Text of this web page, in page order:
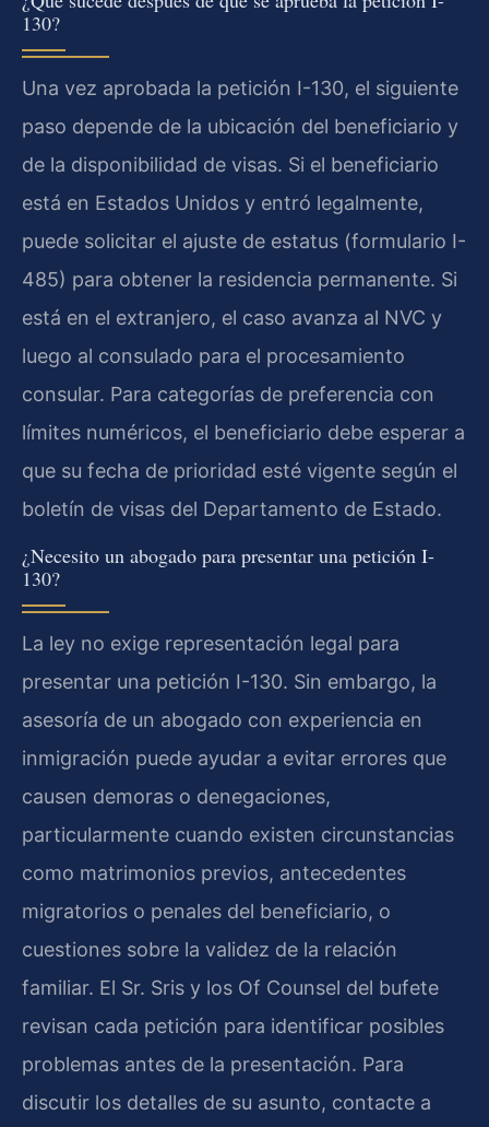
130?
Una vez aprobada la petición I-130, el siguiente
paso depende de la ubicación del beneficiario y
de la disponibilidad de visas. Si el beneficiario
está en Estados Unidos y entró legalmente,
puede solicitar el ajuste de estatus (formulario I-
485) para obtener la residencia permanente. Si
está en el extranjero, el caso avanza al NVC y
luego al consulado para el procesamiento
consular. Para categorías de preferencia con
límites numéricos, el beneficiario debe esperar a
que su fecha de prioridad esté vigente según el
boletín de visas del Departamento de Estado.
¿Necesito un abogado para presentar una petición I-
130?
La ley no exige representación legal para
presentar una petición I-130. Sin embargo, la
asesoría de un abogado con experiencia en
inmigración puede ayudar a evitar errores que
causen demoras o denegaciones,
particularmente cuando existen circunstancias
como matrimonios previos, antecedentes
migratorios o penales del beneficiario, o
cuestiones sobre la validez de la relación
familiar. El Sr. Sris y los Of Counsel del bufete
revisan cada petición para identificar posibles
problemas antes de la presentación. Para
discutir los detalles de su asunto, contacte a